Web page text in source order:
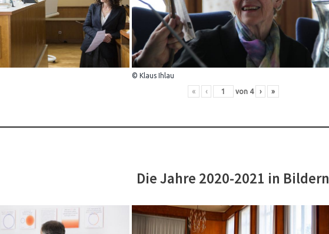
© Klaus Ihlau
« ‹ von 4 › »
Die Jahre 2020-2021 in Bildern